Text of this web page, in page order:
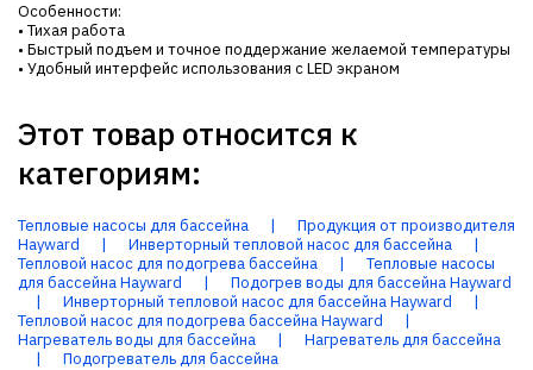
Особенности:
• Тихая работа
• Быстрый подъем и точное поддержание желаемой температуры
• Удобный интерфейс использования с LED экраном
Этот товар относится к
категориям:
Тепловые насосы для бассейна |
Продукция от производителя
Hayward
| Инверторный тепловой насос для бассейна
|
Тепловой насос для подогрева бассейна
|
Тепловые насосы
для бассейна Hayward
|
Подогрев воды для бассейна Hayward
|
Инверторный тепловой насос для бассейна Hayward
|
Тепловой насос для подогрева бассейна Hayward
|
Нагреватель воды для бассейна
|
Нагреватель для бассейна
|
Подогреватель для бассейна